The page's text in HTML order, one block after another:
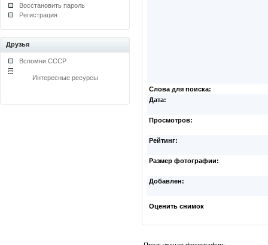
Восстановить пароль
Регистрация
Друзья
Вспомни СССР
Интересные ресурсы
Слова для поиска:
Дата:
Просмотров:
Рейтинг:
Размер фотографии:
Добавлен:
Оценить снимок